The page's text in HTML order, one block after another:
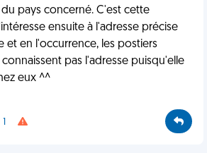
pays concerné. C'est cette
ensuite à l'adresse précise
et en l'occurrence, les postiers
pas l'adresse puisqu'elle
eux ^^
1